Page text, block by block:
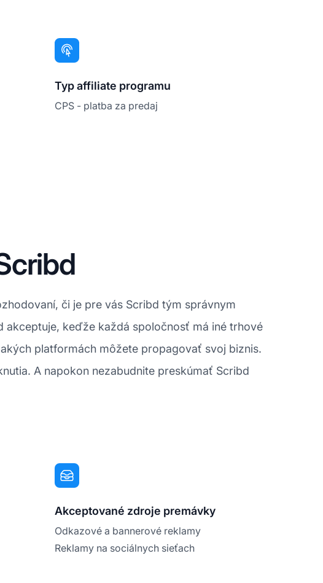
Typ affiliate programu
CPS - platba za predaj
či je pre vás Scribd tým správnym
keďže každá spoločnosť má iné trhové
platformách môžete propagovať svoj biznis.
A napokon nezabudnite preskúmať Scribd
Akceptované zdroje premávky
Odkazové a bannerové reklamy
Reklamy na sociálnych sieťach